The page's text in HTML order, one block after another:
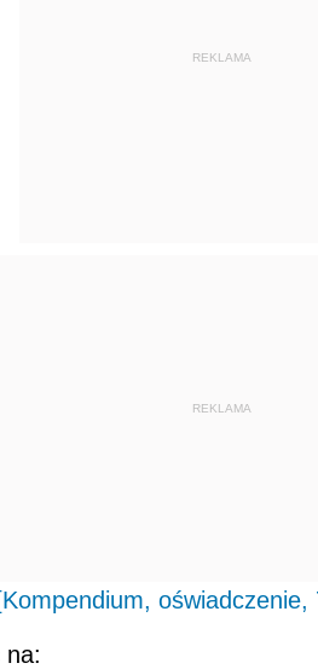
REKLAMA
REKLAMA
oświadczenie,
na: